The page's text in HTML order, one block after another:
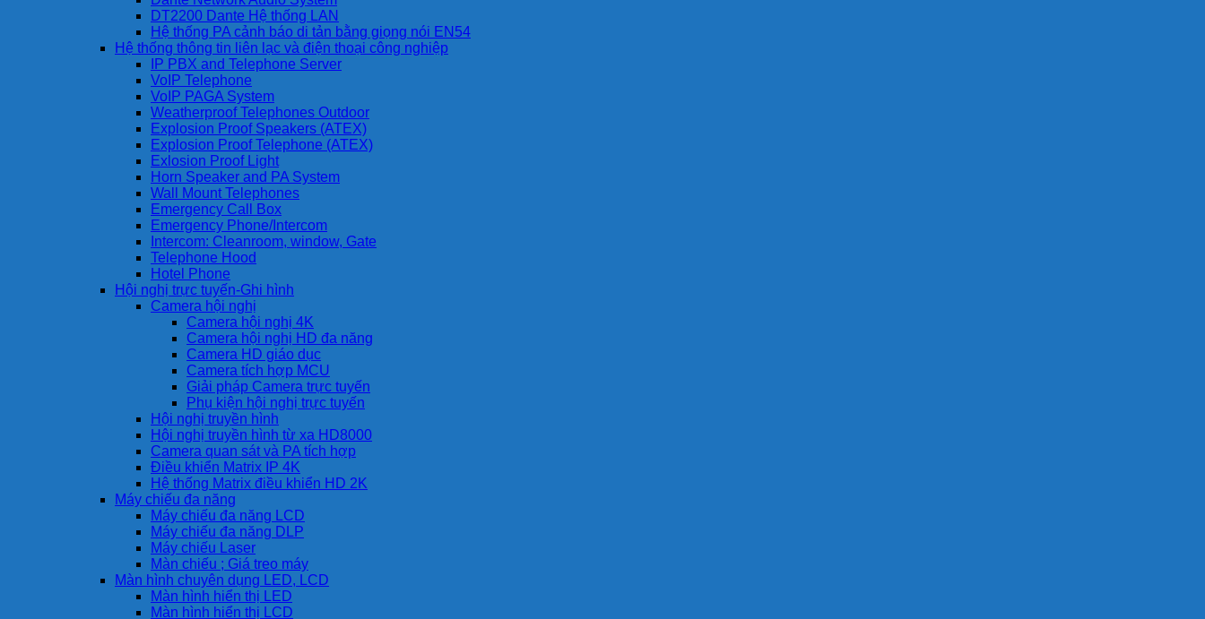
DT2200 Dante Hệ thống LAN
Hệ thống PA cảnh báo di tản bằng giọng nói EN54
Hệ thống thông tin liên lạc và điện thoại công nghiệp
IP PBX and Telephone Server
VoIP Telephone
VoIP PAGA System
Weatherproof Telephones Outdoor
Explosion Proof Speakers (ATEX)
Explosion Proof Telephone (ATEX)
Exlosion Proof Light
Horn Speaker and PA System
Wall Mount Telephones
Emergency Call Box
Emergency Phone/Intercom
Intercom: Cleanroom, window, Gate
Telephone Hood
Hotel Phone
Hội nghị trực tuyến-Ghi hình
Camera hội nghị
Camera hội nghị 4K
Camera hội nghị HD đa năng
Camera HD giáo dục
Camera tích hợp MCU
Giải pháp Camera trực tuyến
Phụ kiện hội nghị trực tuyến
Hội nghị truyền hình
Hội nghị truyền hình từ xa HD8000
Camera quan sát và PA tích hợp
Điều khiển Matrix IP 4K
Hệ thống Matrix điều khiển HD 2K
Máy chiếu đa năng
Máy chiếu đa năng LCD
Máy chiếu đa năng DLP
Máy chiếu Laser
Màn chiếu ; Giá treo máy
Màn hình chuyên dụng LED, LCD
Màn hình hiển thị LED
Màn hình hiển thị LCD